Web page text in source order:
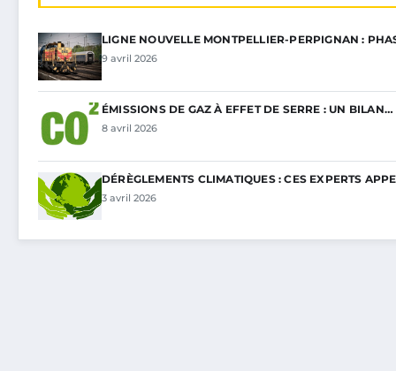
LIGNE NOUVELLE MONTPELLIER-PERPIGNAN :
9 avril 2026
ÉMISSIONS DE GAZ À EFFET DE SERRE : UN BILAN…
8 avril 2026
DÉRÈGLEMENTS CLIMATIQUES : CES EXPERTS
3 avril 2026